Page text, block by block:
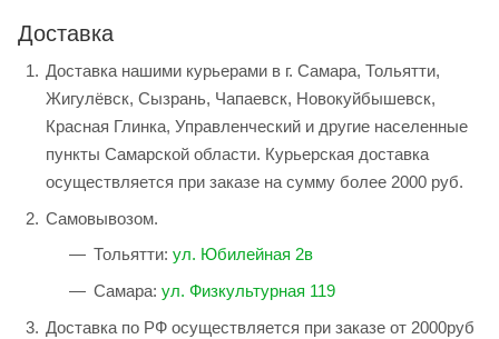
Доставка
Доставка нашими курьерами в г. Самара, Тольятти,
Жигулёвск, Сызрань, Чапаевск, Новокуйбышевск,
Красная Глинка, Управленческий и другие населенные
пункты Самарской области. Курьерская доставка
осуществляется при заказе на сумму более 2000 руб.
Самовывозом.
Тольятти: ул. Юбилейная 2в
Самара: ул. Физкультурная 119
Доставка по РФ осуществляется при заказе от 2000руб